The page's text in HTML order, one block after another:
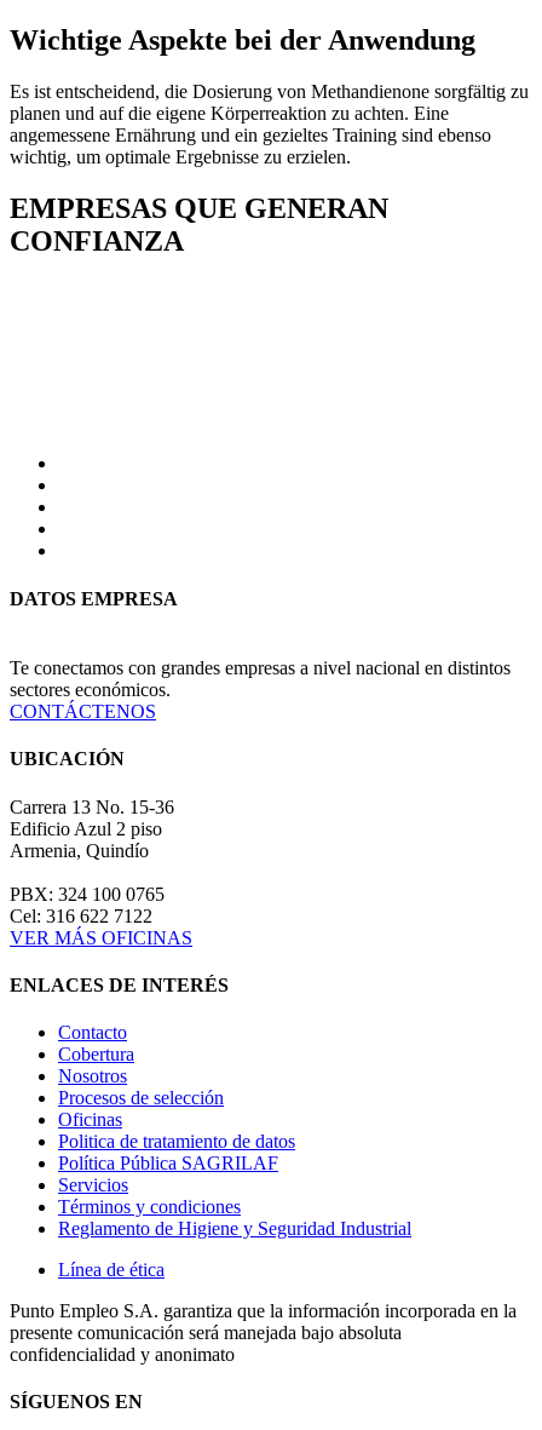
Wichtige Aspekte bei der Anwendung
Es ist entscheidend, die Dosierung von Methandienone sorgfältig zu
planen und auf die eigene Körperreaktion zu achten. Eine
angemessene Ernährung und ein gezieltes Training sind ebenso
wichtig, um optimale Ergebnisse zu erzielen.
EMPRESAS QUE GENERAN
CONFIANZA
DATOS EMPRESA
Te conectamos con grandes empresas a nivel nacional en distintos
sectores económicos.
CONTÁCTENOS
UBICACIÓN
Carrera 13 No. 15-36
Edificio Azul 2 piso
Armenia, Quindío
PBX: 324 100 0765
Cel: 316 622 7122
VER MÁS OFICINAS
ENLACES DE INTERÉS
Contacto
Cobertura
Nosotros
Procesos de selección
Oficinas
Politica de tratamiento de datos
Política Pública SAGRILAF
Servicios
Términos y condiciones
Reglamento de Higiene y Seguridad Industrial
Línea de ética
Punto Empleo S.A. garantiza que la información incorporada en la
presente comunicación será manejada bajo absoluta
confidencialidad y anonimato
SÍGUENOS EN